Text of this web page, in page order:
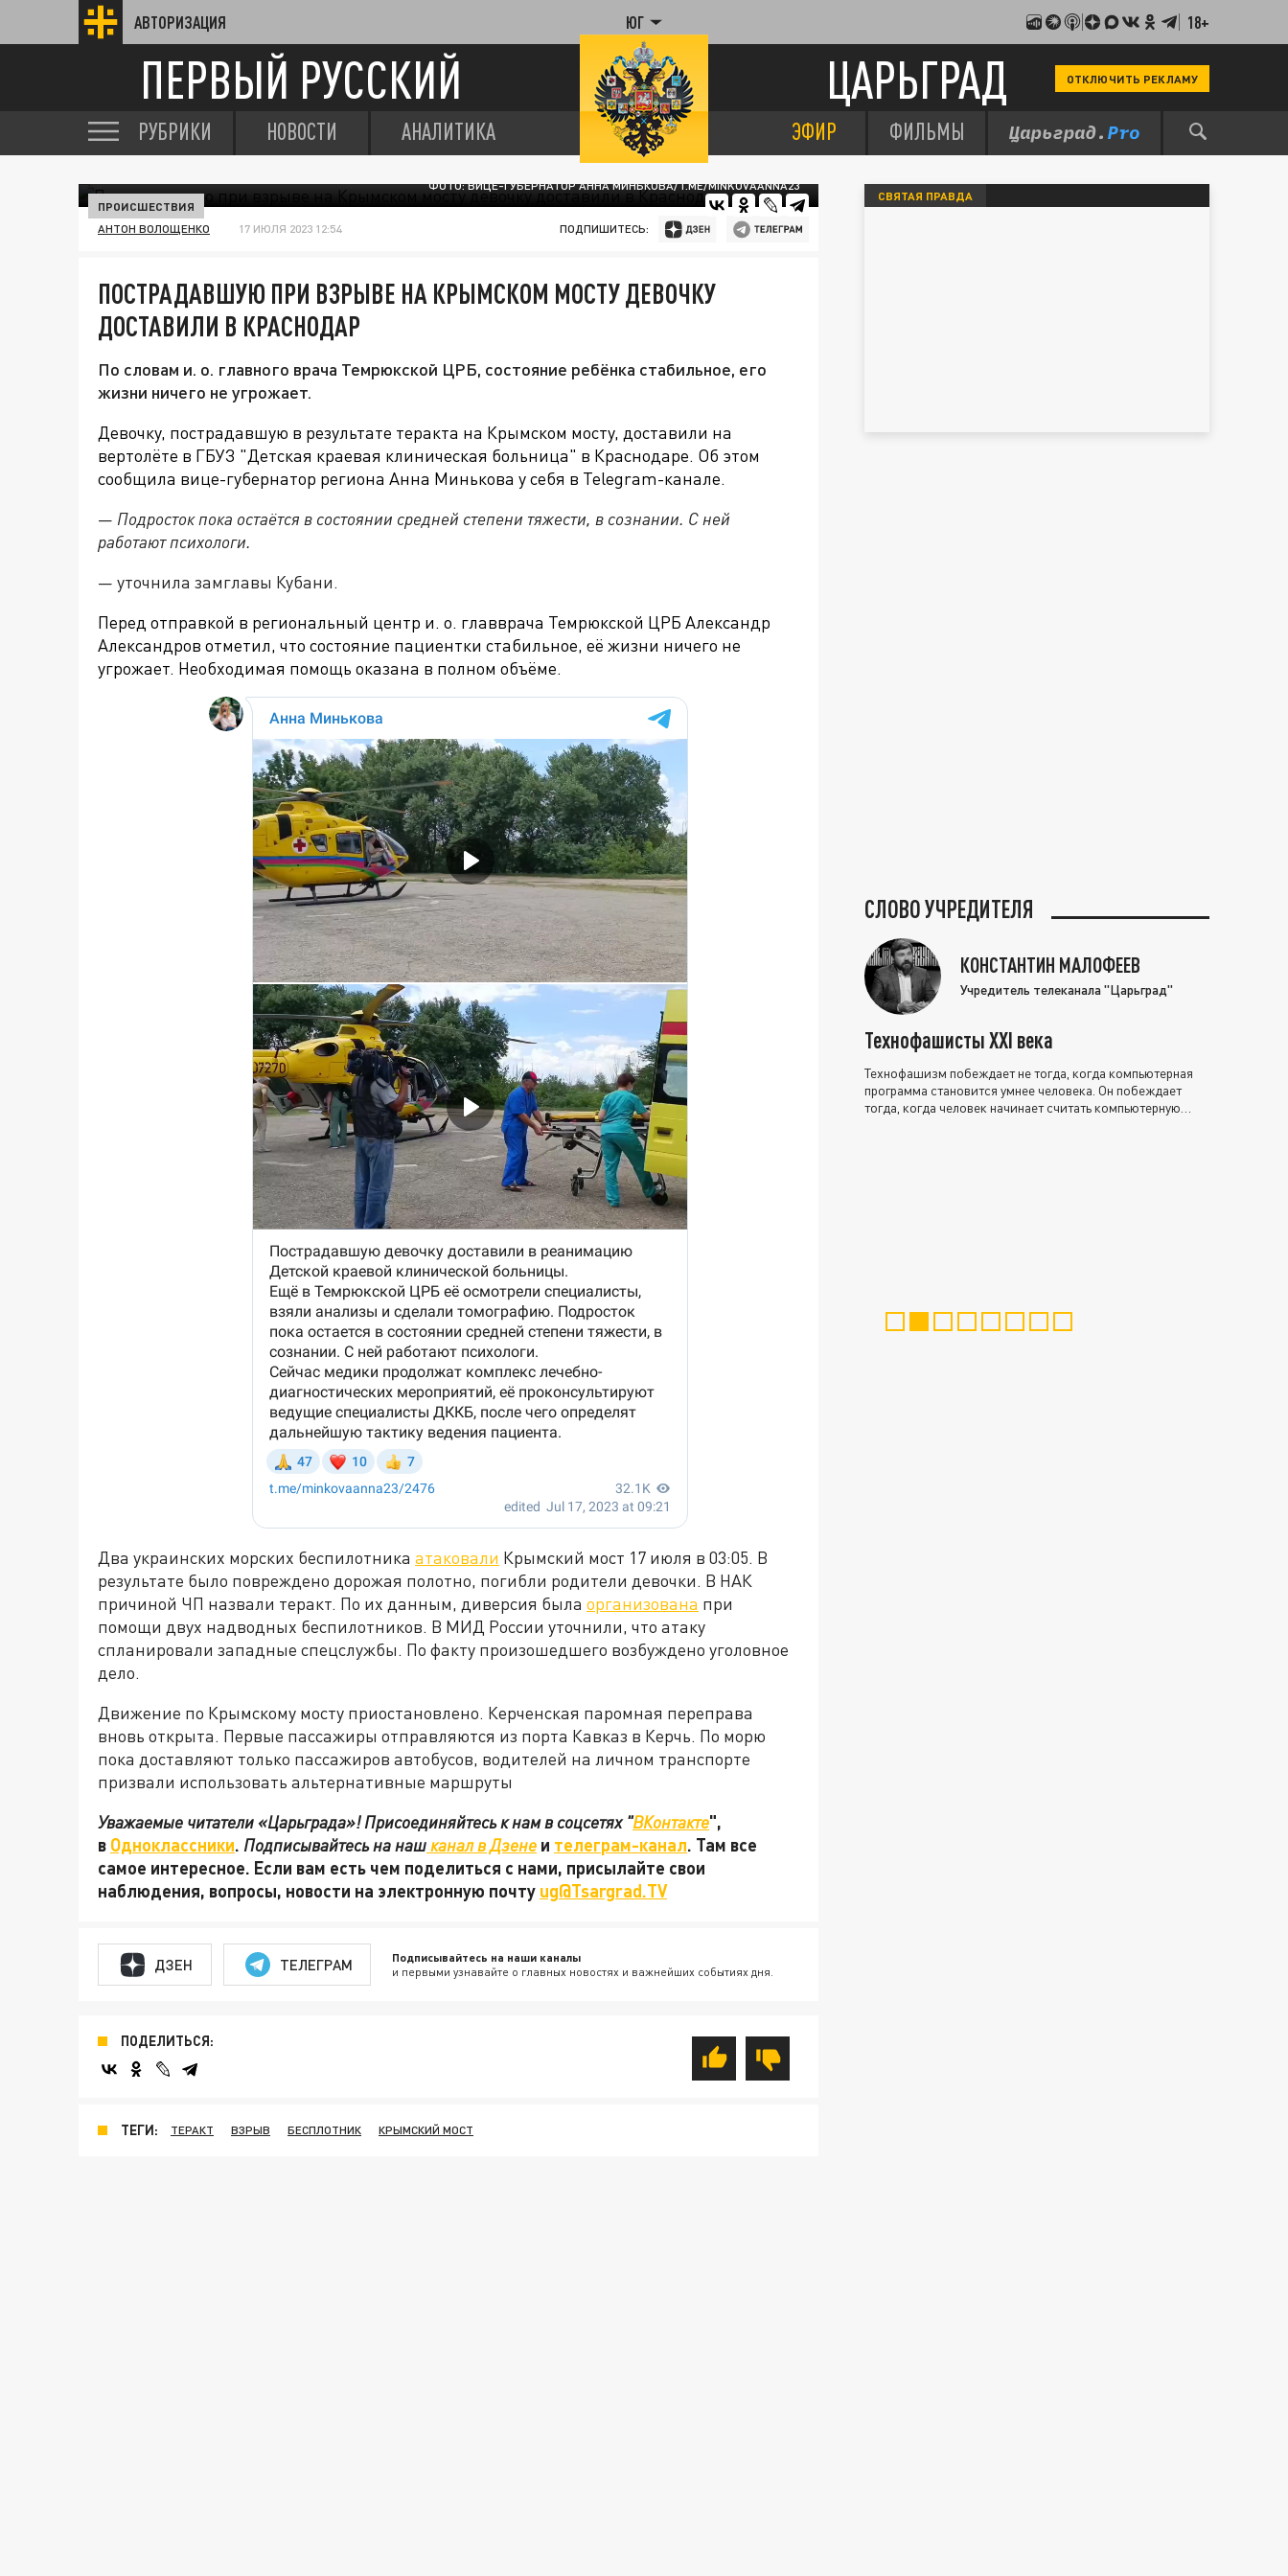
АВТОРИЗАЦИЯ ЮГ 18+
ПЕРВЫЙ РУССКИЙ ЦАРЬГРАД ОТКЛЮЧИТЬ РЕКЛАМУ
РУБРИКИ НОВОСТИ АНАЛИТИКА ЭФИР ФИЛЬМЫ
ФОТО: ВИЦЕ-ГУБЕРНАТОР АННА МИНЬКОВА/T.ME/MINKOVAANNA23
ПРОИСШЕСТВИЯ
АНТОН ВОЛОЩЕНКО 17 ИЮЛЯ 2023 12:54 ПОДПИШИТЕСЬ:
ПОСТРАДАВШУЮ ПРИ ВЗРЫВЕ НА КРЫМСКОМ МОСТУ ДЕВОЧКУ
ДОСТАВИЛИ В КРАСНОДАР
По словам и. о. главного врача Темрюкской ЦРБ, состояние ребёнка стабильное, его
жизни ничего не угрожает.
Девочку, пострадавшую в результате теракта на Крымском мосту, доставили на
вертолёте в ГБУЗ "Детская краевая клиническая больница" в Краснодаре. Об этом
сообщила вице-губернатор региона Анна Минькова у себя в Telegram-канале.
— Подросток пока остаётся в состоянии средней степени тяжести, в сознании. С ней
работают психологи.
— уточнила замглавы Кубани.
Перед отправкой в региональный центр и. о. главврача Темрюкской ЦРБ Александр
Александров отметил, что состояние пациентки стабильное, её жизни ничего не
угрожает. Необходимая помощь оказана в полном объёме.
Два украинских морских беспилотника атаковали Крымский мост 17 июля в 03:05. В
результате было повреждено дорожая полотно, погибли родители девочки. В НАК
причиной ЧП назвали теракт. По их данным, диверсия была организована при
помощи двух надводных беспилотников. В МИД России уточнили, что атаку
спланировали западные спецслужбы. По факту произошедшего возбуждено уголовное
дело.
Движение по Крымскому мосту приостановлено. Керченская паромная переправа
вновь открыта. Первые пассажиры отправляются из порта Кавказ в Керчь. По морю
пока доставляют только пассажиров автобусов, водителей на личном транспорте
призвали использовать альтернативные маршруты
Уважаемые читатели «Царьграда»! Присоединяйтесь к нам в соцсетях "ВКонтакте",
в Одноклассники. Подписывайтесь на нашканал в Дзене и телеграм-канал. Там все
самое интересное. Если вам есть чем поделиться с нами, присылайте свои
наблюдения, вопросы, новости на электронную почту ug@Tsargrad.TV
ДЗЕН ТЕЛЕГРАМ Подписывайтесь на наши каналы
и первыми узнавайте о главных новостях и важнейших событиях дня.
ПОДЕЛИТЬСЯ:
ТЕГИ: ТЕРАКТ ВЗРЫВ БЕСПЛОТНИК КРЫМСКИЙ МОСТ
СВЯТАЯ ПРАВДА
СЛОВО УЧРЕДИТЕЛЯ
КОНСТАНТИН МАЛОФЕЕВ
Учредитель телеканала "Царьград"
Технофашисты XXI века
Технофашизм побеждает не тогда, когда компьютерная
программа становится умнее человека. Он побеждает
тогда, когда человек начинает считать компьютерную